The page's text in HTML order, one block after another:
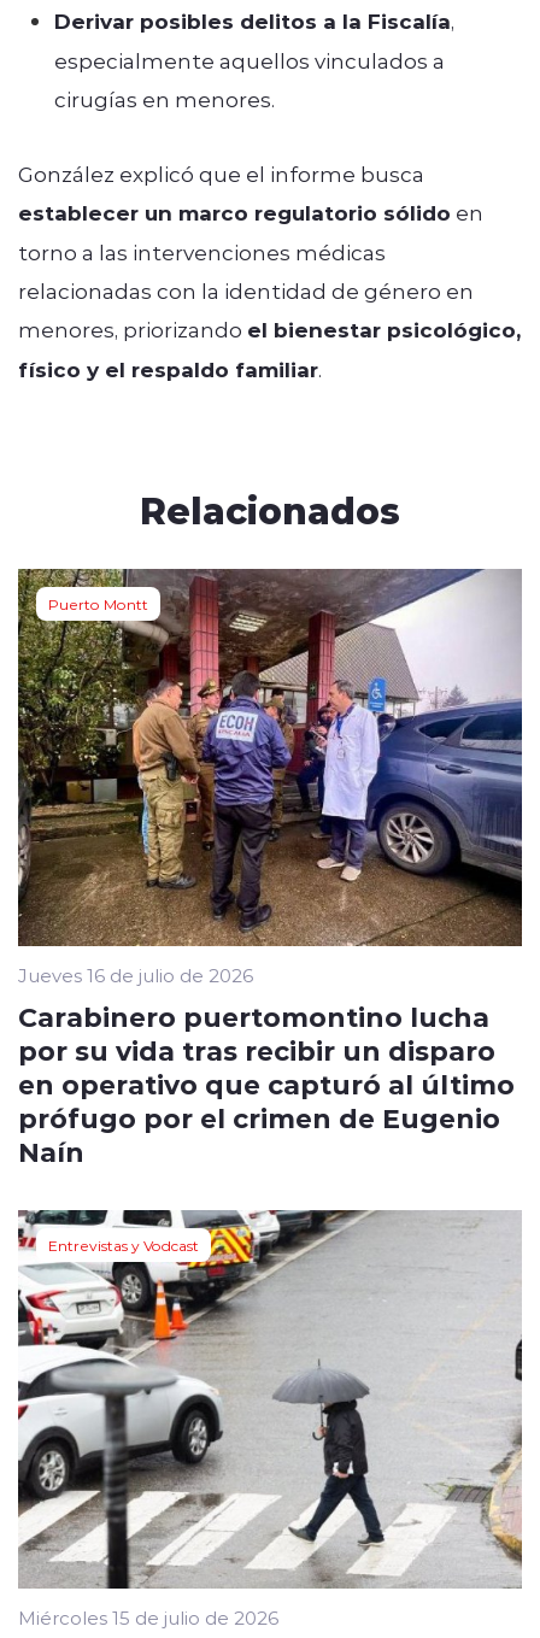
Derivar posibles delitos a la Fiscalía,
especialmente aquellos vinculados a
cirugías en menores.
González explicó que el informe busca
establecer un marco regulatorio sólido en
torno a las intervenciones médicas
relacionadas con la identidad de género en
menores, priorizando el bienestar psicológico,
físico y el respaldo familiar.
Relacionados
Puerto Montt
Jueves 16 de julio de 2026
Carabinero puertomontino lucha
por su vida tras recibir un disparo
en operativo que capturó al último
prófugo por el crimen de Eugenio
Naín
Entrevistas y Vodcast
Miércoles 15 de julio de 2026